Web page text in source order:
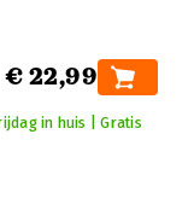
€ 22,99
in huis | Gratis